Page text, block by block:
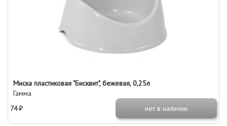
Миска пластиковая "Бисквит", бежевая, 0,25л
Гамма
74 ₽
нет в наличии